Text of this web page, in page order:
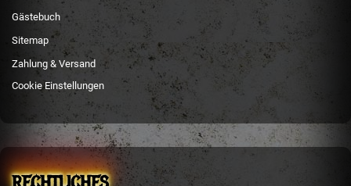
Gästebuch
Sitemap
Zahlung & Versand
Cookie Einstellungen